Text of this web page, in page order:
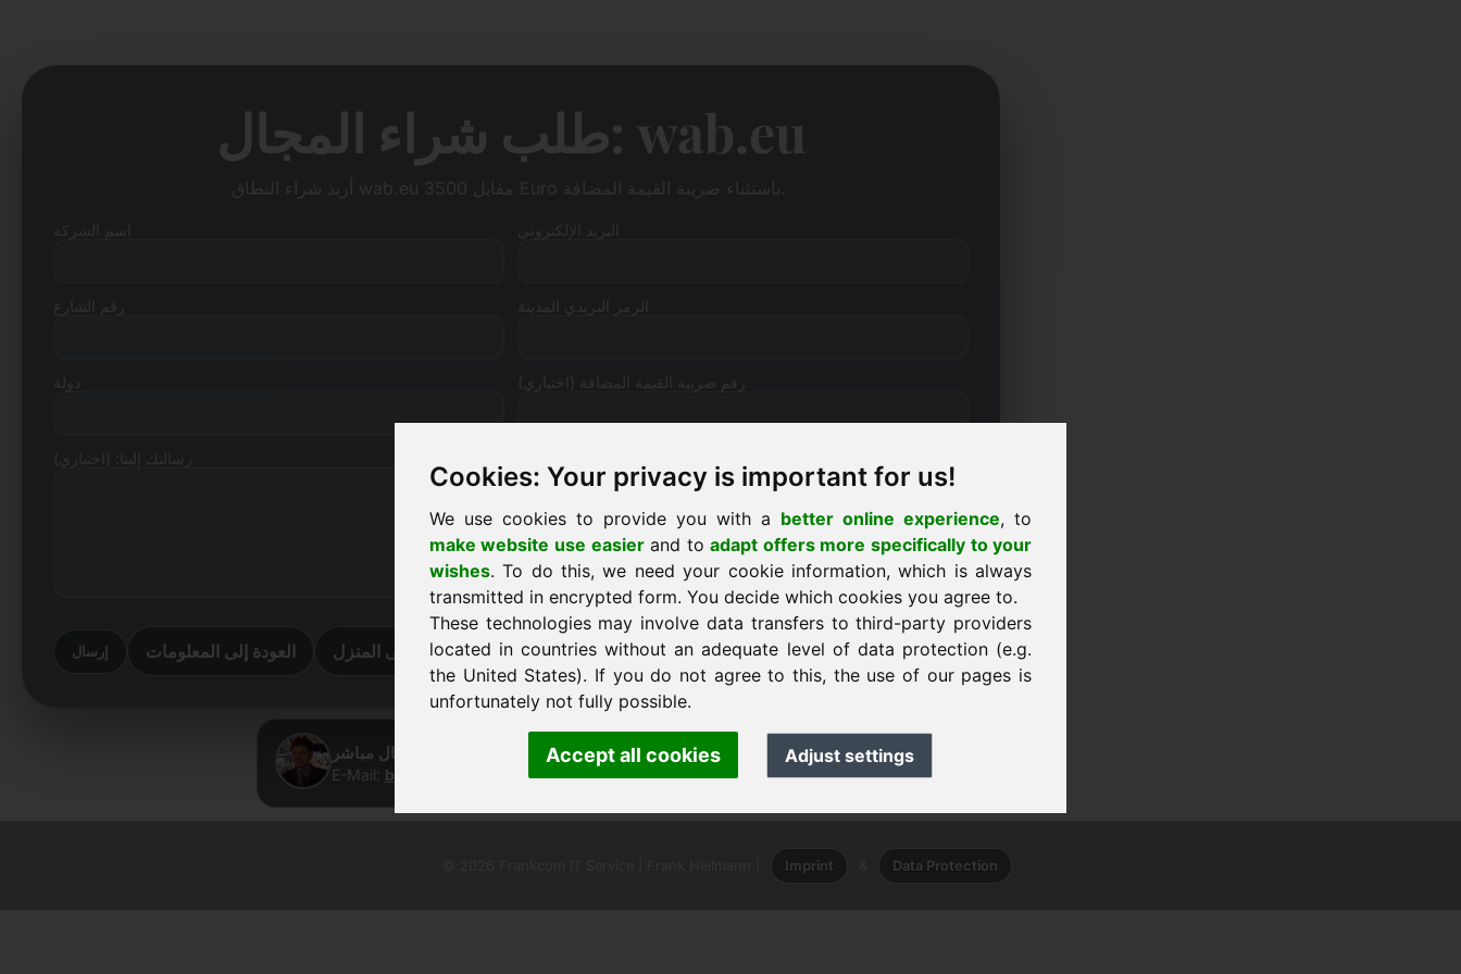
Cookies: Your privacy is important for us!
We use cookies to provide you with a better online experience, to
make website use easierand toadapt offers more specifically to your
wishes. To do this, we need your cookie information, which is always
transmitted in encrypted form. You decide which cookies you agree to.
These technologies may involve data transfers to third-party providers
located in countries without an adequate level of data protection (e.g.
the United States). If you do not agree to this, the use of our pages is
unfortunately not fully possible.
Accept all cookies Adjust settings
طلب شراء المجال: wab.eu
الرمز البريدي المدينة
رقم ضريبة القيمة المضافة (اختياري)
إرسال العودة إلى المعلومات العودة إلى المنزل
اتصال مباشر · Frank Heilmann · Frankcom IT Service
E-Mail: buy@frankcom.info· Phone:+49.85389129900
Imprint Data Protection